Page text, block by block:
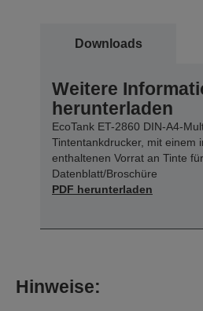
Downloads
Weitere
herunterladen
EcoTank ET-2860 DIN-A4-
Tintentankdrucker, mit einem
enthaltenen Vorrat an Tinte
Datenblatt/Broschüre
PDF herunterladen
Hinweise: